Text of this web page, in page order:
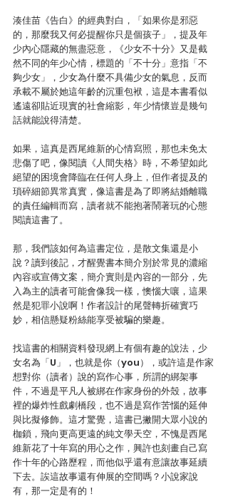
湊佳苗《告白》的經典對白，「如果你是邪惡
的，那麼我又何必提醒你只是個孩子」，提及年
少內心隱藏的無盡惡意，《少女不十分》又是截
然不同的年少心情，標題的「不十分」意指「不
夠少女」，少女為什麼不具備少女的氣息，反而
承載不屬於她這年齡的沉重包袱，這是本書看似
遙遠卻貼近現實的社會縮影，年少情懷豈是幾句
話就能說得清楚。
如果，這真是西尾維新的心情寫照，那也未免太
悲傷了吧，像閱讀《人間失格》時，不希望如此
絕望的困境會降臨在任何人身上，但作者提及的
瑣碎細節異常真實，像這書是為了即將結婚離職
的責任編輯而寫，讀者就不能抱著鬧著玩的心態
閱讀這書了。
那，我們該如何為這書定位，是散文集還是小
說？讀到後記，才醒覺書本簡介別於常見的濃縮
內容或宣傳文案，簡介實則是內容的一部分，先
入為主的讀者可能會像我一樣，懊惱大嚷，這果
然是犯罪小說啊！作者設計的尾聲轉折確實巧
妙，相信懸疑粉絲能享受被騙的樂趣。
找這書的相關資料發現網上有個有趣的說法，少
女名為「U」，也就是你（you），或許這是作家
想對你（讀者）說的寫作心事，所謂的綁架事
件，不過是平凡人被綁在作家身份的外殼，故事
裡的爆炸性戲劇橋段，也不過是寫作苦惱的延伸
與比擬修飾。這才驚覺，這書已撇開大眾小說的
枷鎖，飛向更高更遠的純文學天空，不愧是西尾
維新花了十年寫的用心之作，興許也刻畫自己寫
作十年的心路歷程，而他似乎還有意讓故事延續
下去。誒這故事還有伸展的空間嗎？小說家說
有，那一定是有的！